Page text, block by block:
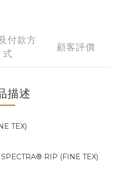
付款方
式
顧客評價
描述
TEX)
RIP (FINE TEX)